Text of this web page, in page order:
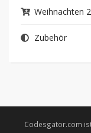
Weihnachten
Zubehör
Codesgator.com